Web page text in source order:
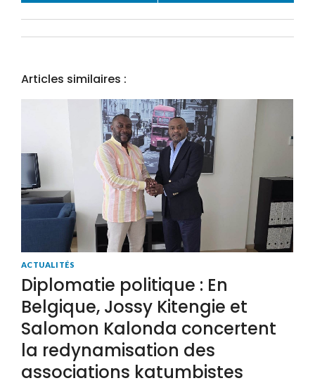
Articles similaires :
ACTUALITÉS
Diplomatie politique : En
Belgique, Jossy Kitengie et
Salomon Kalonda concertent
la redynamisation des
associations katumbistes